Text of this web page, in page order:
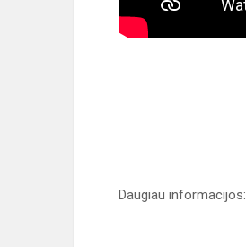
Daugiau informacijos: